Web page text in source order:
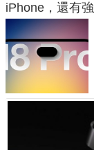
iPhone，還有